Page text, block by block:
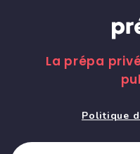
La prépa
Politique